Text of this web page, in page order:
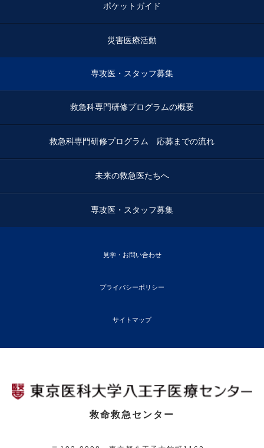
ポケットガイド
災害医療活動
専攻医・スタッフ募集
救急科専門研修プログラムの概要
救急科専門研修プログラム 応募までの流れ
未来の救急医たちへ
専攻医・スタッフ募集
見学・お問い合わせ
プライバシーポリシー
サイトマップ
救命救急センター